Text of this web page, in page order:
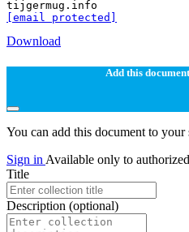
[email protected]
Download
Add this
You can add this document to
Sign in Available only to
Title
Description (optional)